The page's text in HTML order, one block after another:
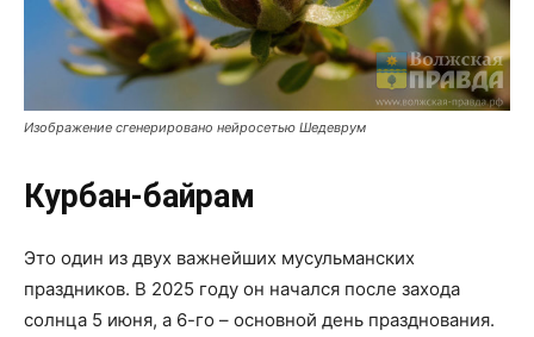
Изображение сгенерировано нейросетью Шедеврум
Курбан-байрам
Это один из двух важнейших мусульманских
праздников. В 2025 году он начался после захода
солнца 5 июня, а 6-го – основной день празднования.